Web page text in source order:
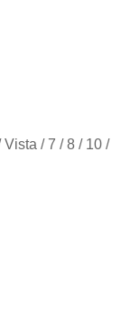
/ 7 / 8 / 10 /